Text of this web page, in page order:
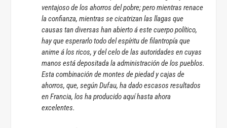
ventajoso de los ahorros del pobre; pero mientras renace
la confianza, mientras se cicatrizan las llagas que
causas tan diversas han abierto á este cuerpo político,
hay que esperarlo todo del espíritu de filantropía que
anime á los ricos, y del celo de las autoridades en cuyas
manos está depositada la administración de los pueblos.
Esta combinación de montes de piedad y cajas de
ahorros, que, según Dufau, ha dado escasos resultados
en Francia, los ha producido aquí hasta ahora
excelentes.